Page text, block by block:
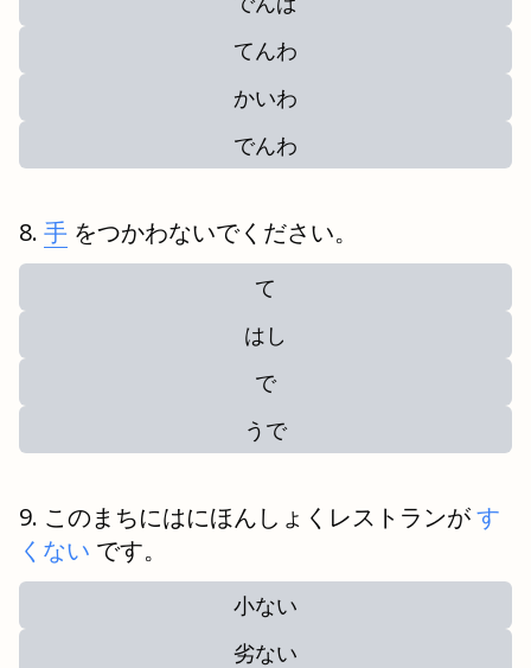
てんわ
かいわ
でんわ
手 をつかわないでください。
て
はし
で
うで
このまちにはにほんしょくレストランがす
くない です。
小ない
劣ない